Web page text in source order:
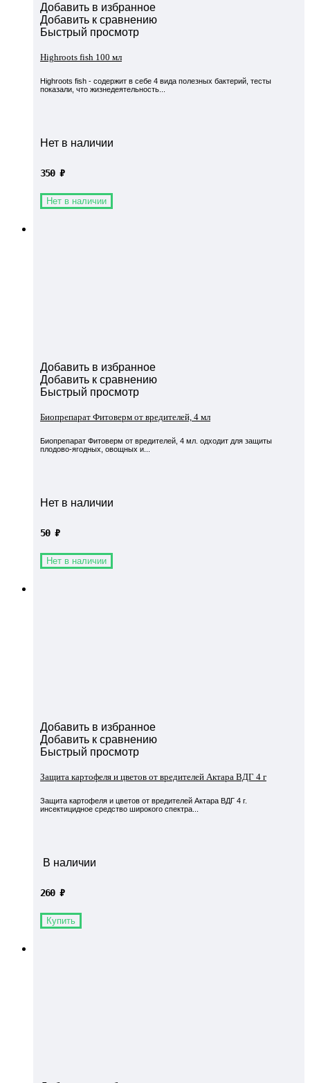
Добавить в избранное
Добавить к сравнению
Быстрый просмотр
Highroots fish 100 мл
Highroots fish - cодержит в себе 4 вида полезных бактерий, тесты
показали, что жизнедеятельность...
Нет в наличии
350 ₽
Нет в наличии
Добавить в избранное
Добавить к сравнению
Быстрый просмотр
Биопрепарат Фитоверм от вредителей, 4 мл
Биопрепарат Фитоверм от вредителей, 4 мл. одходит для защиты
плодово-ягодных, овощных и...
Нет в наличии
50 ₽
Нет в наличии
Добавить в избранное
Добавить к сравнению
Быстрый просмотр
Защита картофеля и цветов от вредителей Актара ВДГ 4 г
Защита картофеля и цветов от вредителей Актара ВДГ 4 г.
инсектицидное средство широкого спектра...
В наличии
260 ₽
Купить